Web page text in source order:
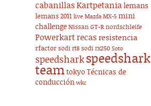
cabanillas Kartpetanialemans
lemans 2011 live Mazda MX-5 mini
challenge Nissan GT-R nordschleife
Powerkart recas resistencia
rfactor sodi rt8 sodi rx250 Soto
speedshark speedshark
team tokyo Técnicas de
conducción wkc